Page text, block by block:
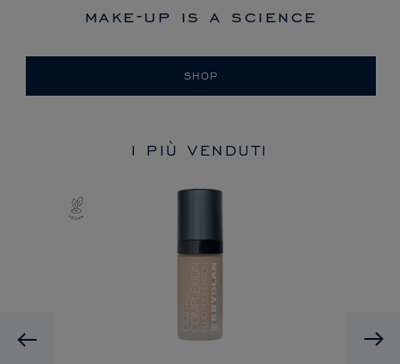
make-up is a science
SHOP
I PIÙ VENDUTI
Previous